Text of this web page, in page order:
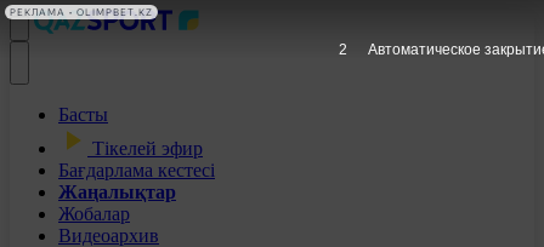
Басты
Тікелей эфир
Бағдарлама кестесі
Жаңалықтар
Жобалар
Видеоархив
1 Автоматическое
РЕКЛАМА • OLIMPBET.KZ